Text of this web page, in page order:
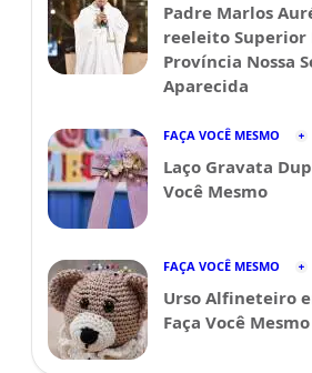
Padre Marlos
reeleito Superior
Província Nossa
Aparecida
FAÇA VOCÊ MESMO
Laço Gravata
Você Mesmo
FAÇA VOCÊ MESMO
Urso Alfineteiro
Faça Você Mesmo